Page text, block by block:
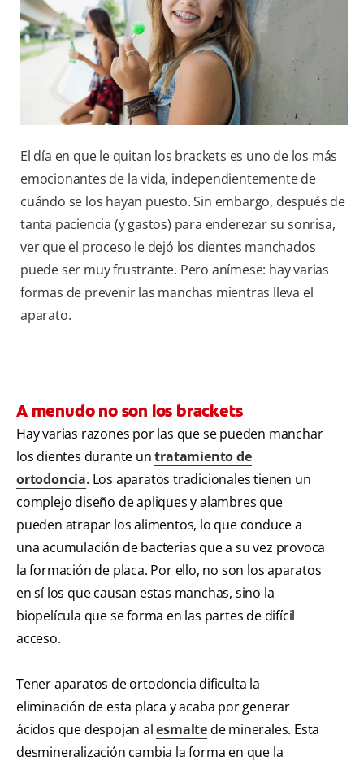
DÓNDE COMPRAR
SUSCRÍBETE
El día en que le quitan los brackets es uno de los más
emocionantes de la vida, independientemente de
cuándo se los hayan puesto. Sin embargo, después de
tanta paciencia (y gastos) para enderezar su sonrisa,
ver que el proceso le dejó los dientes manchados
puede ser muy frustrante. Pero anímese: hay varias
formas de prevenir las manchas mientras lleva el
aparato.
A menudo no son los brackets
Hay varias razones por las que se pueden manchar
los dientes durante untratamiento de
ortodoncia. Los aparatos tradicionales tienen un
complejo diseño de apliques y alambres que
pueden atrapar los alimentos, lo que conduce a
una acumulación de bacterias que a su vez provoca
la formación de placa. Por ello, no son los aparatos
en sí los que causan estas manchas, sino la
biopelícula que se forma en las partes de difícil
acceso.
Tener aparatos de ortodoncia dificulta la
eliminación de esta placa y acaba por generar
ácidos que despojan alesmaltede minerales. Esta
desmineralización cambia la forma en que la